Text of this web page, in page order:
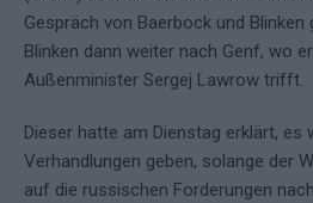
Gespräch von Baerbock und
Blinken dann weiter nach Genf, wo
Außenminister Sergej Lawrow trifft.
Dieser hatte am Dienstag erklärt, es
Verhandlungen geben, solange der
auf die russischen Forderungen